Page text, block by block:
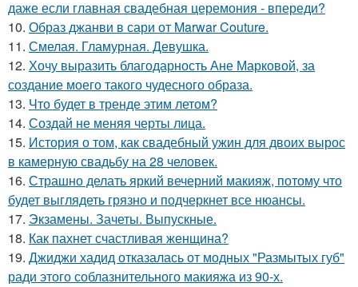
даже если главная свадебная церемония - впереди?
10. Образ джанви в сари от Marwar Couture.
11. Смелая. Гламурная. Девушка.
12. Хочу выразить благодарность Ане Марковой, за
создание моего такого чудесного образа.
13. Что будет в тренде этим летом?
14. Создай не меняя черты лица.
15. История о том, как свадебный ужин для двоих вырос
в камерную свадьбу на 28 человек.
16. Страшно делать яркий вечерний макияж, потому что
будет выглядеть грязно и подчеркнет все нюансы.
17. Экзамены. Зачеты. Выпускные.
18. Как пахнет счастливая женщина?
19. Джиджи хадид отказалась от модных "Размытых губ"
ради этого соблазнительного макияжа из 90-х.